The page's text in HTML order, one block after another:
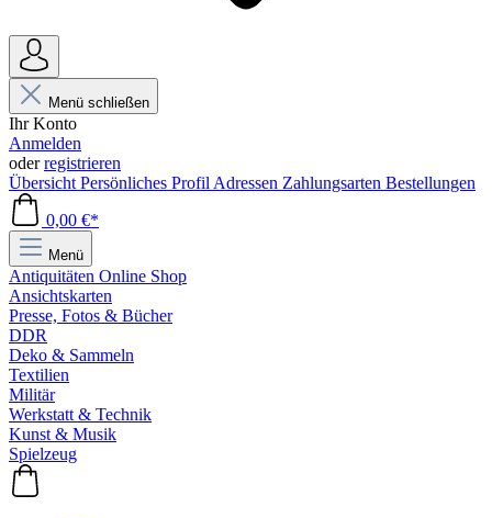
Menü schließen
Ihr Konto
Anmelden
oderregistrieren
Übersicht Persönliches Profil Adressen Zahlungsarten Bestellungen
0,00 €*
Menü
Antiquitäten Online Shop
Ansichtskarten
Presse, Fotos & Bücher
DDR
Deko & Sammeln
Textilien
Militär
Werkstatt & Technik
Kunst & Musik
Spielzeug